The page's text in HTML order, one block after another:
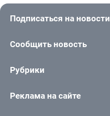
Подписаться на новости
Сообщить новость
Рубрики
Реклама на сайте